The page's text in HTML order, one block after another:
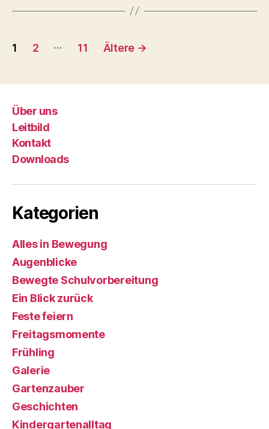
Seitennummerierung
Beiträge
1 2 … 11 Ältere →
Über uns
Leitbild
Kontakt
Downloads
Kategorien
Alles in Bewegung
Augenblicke
Bewegte Schulvorbereitung
Ein Blick zurück
Feste feiern
Freitagsmomente
Frühling
Galerie
Gartenzauber
Geschichten
Kindergartenalltag